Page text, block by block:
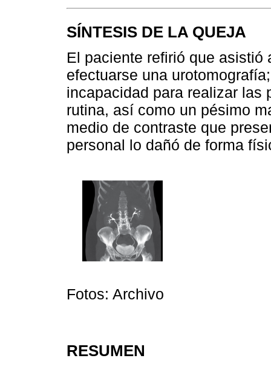
SÍNTESIS DE LA QUEJA
El paciente refirió que asistió
efectuarse una
incapacidad para realizar las
rutina, así como un pésimo
medio de contraste que
personal lo dañó de forma
Fotos: Archivo
RESUMEN